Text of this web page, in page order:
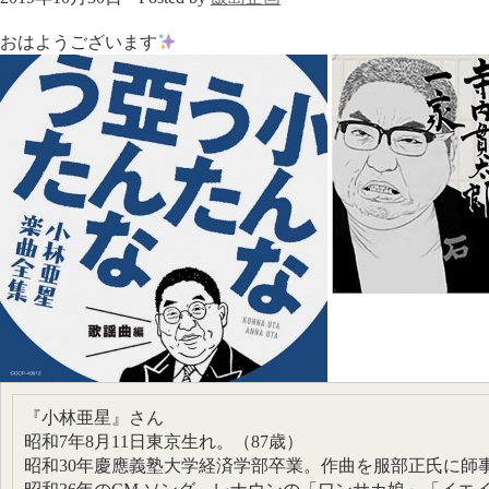
おはようございます
『小林亜星』さん
昭和7年8月11日東京生れ。（87歳）
昭和30年慶應義塾大学経済学部卒業。作曲を服部正氏に師